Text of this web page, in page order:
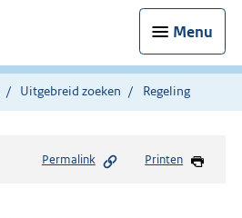
Menu
Uitgebreid zoeken Regeling
Permalink Printen